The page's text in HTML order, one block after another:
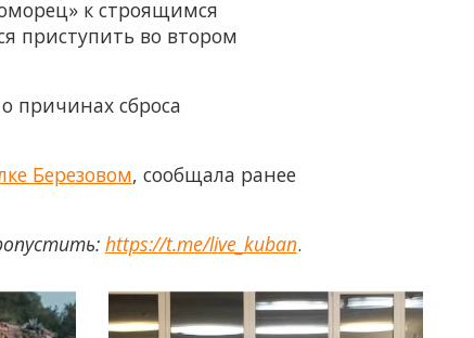
к строящимся
приступить во втором
причинах сброса
Березовом, сообщала ранее
https://t.me/live_kuban.